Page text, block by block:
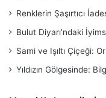
Renklerin Şaşırtıcı
Bulut Diyarı’ndaki
Sami ve Işıltı Çiçeği:
Yıldızın Gölgesinde: